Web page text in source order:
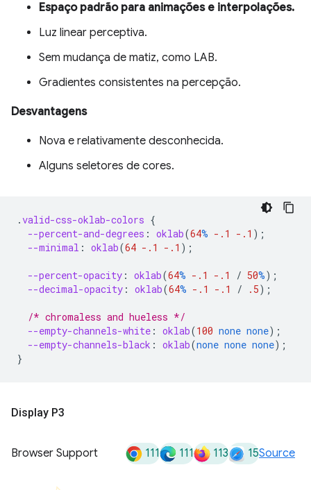
Espaço padrão para animações e interpolações.
Luz linear perceptiva.
Sem mudança de matiz, como LAB.
Gradientes consistentes na percepção.
Desvantagens
Nova e relativamente desconhecida.
Alguns seletores de cores.
.valid-css-oklab-colors {
--percent-and-degrees : oklab(64% -.1 -.1 );
--minimal : oklab(64 -.1 -.1 );
--percent-opacity : oklab(64% -.1 -.1 / 50%);
--decimal-opacity : oklab(64% -.1 -.1 / .5);
/* chromaless and hueless */
--empty-channels-white : oklab(100 none none);
--empty-channels-black : oklab(none none none);
}
Display P3
Browser Support 111 111 113 15Source